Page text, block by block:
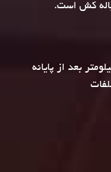
کش است.
سه راه فرودگاه، جاده نایین ، 1کیلومتر بعد از پایانه